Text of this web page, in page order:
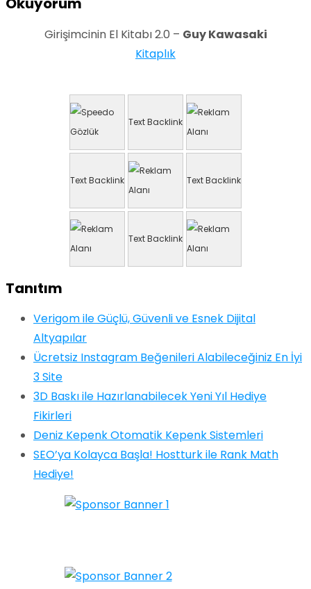
Girişimcinin El Kitabı 2.0 – Guy Kawasaki
Kitaplık
Text Backlink
Text Backlink Text Backlink
Text Backlink
Tanıtım
Verigom ile Güçlü, Güvenli ve Esnek Dijital
Altyapılar
Ücretsiz Instagram Beğenileri Alabileceğiniz En İyi
3 Site
3D Baskı ile Hazırlanabilecek Yeni Yıl Hediye
Fikirleri
Deniz Kepenk Otomatik Kepenk Sistemleri
SEO’ya Kolayca Başla! Hostturk ile Rank Math
Hediye!